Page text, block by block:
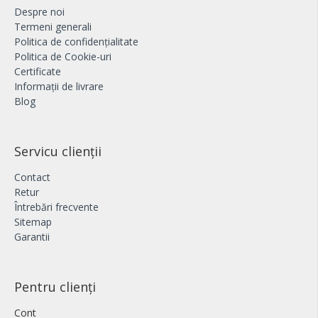
Despre noi
Termeni generali
Politica de confidențialitate
Politica de Cookie-uri
Certificate
Informații de livrare
Blog
Servicu clienții
Contact
Retur
Întrebări frecvente
Sitemap
Garantii
Pentru clienți
Cont